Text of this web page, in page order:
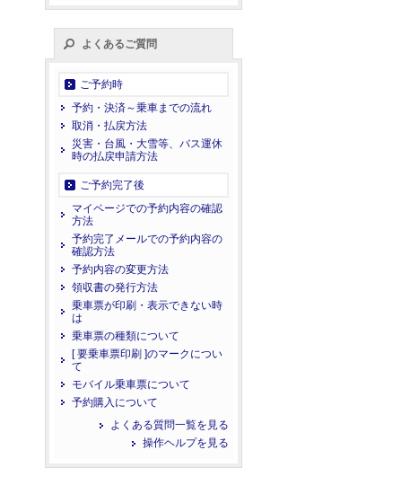
よくあるご質問
ご予約時
予約・決済～乗車までの流れ
取消・払戻方法
災害・台風・大雪等、バス運休
時の払戻申請方法
ご予約完了後
マイページでの予約内容の確認
方法
予約完了メールでの予約内容の
確認方法
予約内容の変更方法
領収書の発行方法
乗車票が印刷・表示できない時
は
乗車票の種類について
[ 要乗車票印刷 ]のマークについ
て
モバイル乗車票について
予約購入について
よくある質問一覧を見る
操作ヘルプを見る